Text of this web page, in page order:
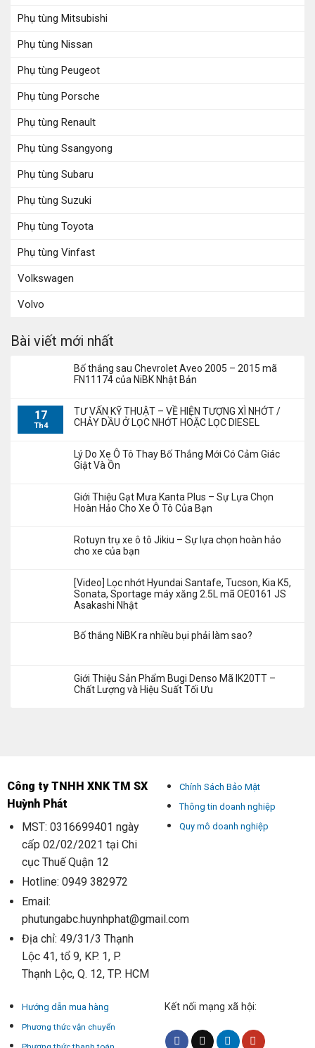
Phụ tùng Mitsubishi
Phụ tùng Nissan
Phụ tùng Peugeot
Phụ tùng Porsche
Phụ tùng Renault
Phụ tùng Ssangyong
Phụ tùng Subaru
Phụ tùng Suzuki
Phụ tùng Toyota
Phụ tùng Vinfast
Volkswagen
Volvo
Bài viết mới nhất
Bố thắng sau Chevrolet Aveo 2005 – 2015 mã
FN11174 của NiBK Nhật Bản
17
Th4
TƯ VẤN KỸ THUẬT – VỀ HIỆN TƯỢNG XÌ NHỚT /
CHẢY DẦU Ở LỌC NHỚT HOẶC LỌC DIESEL
Lý Do Xe Ô Tô Thay Bố Thắng Mới Có Cảm Giác
Giật Và Ồn
Giới Thiệu Gạt Mưa Kanta Plus – Sự Lựa Chọn
Hoàn Hảo Cho Xe Ô Tô Của Bạn
Rotuyn trụ xe ô tô Jikiu – Sự lựa chọn hoàn hảo
cho xe của bạn
[Video] Lọc nhớt Hyundai Santafe, Tucson, Kia K5,
Sonata, Sportage máy xăng 2.5L mã OE0161 JS
Asakashi Nhật
Bố thắng NiBK ra nhiều bụi phải làm sao?
Giới Thiệu Sản Phẩm Bugi Denso Mã IK20TT –
Chất Lượng và Hiệu Suất Tối Ưu
Công ty TNHH XNK TM SX
Huỳnh Phát
MST: 0316699401 ngày
cấp 02/02/2021 tại Chi
cục Thuế Quận 12
Hotline: 0949 382972
Email:
phutungabc.huynhphat@gmail.com
Địa chỉ: 49/31/3 Thạnh
Lộc 41, tổ 9, KP. 1, P.
Thạnh Lộc, Q. 12, TP. HCM
Chính Sách Bảo Mật
Thông tin doanh nghiệp
Quy mô doanh nghiệp
Hướng dẫn mua hàng
Phương thức vận chuyển
Kết nối mạng xã hội: